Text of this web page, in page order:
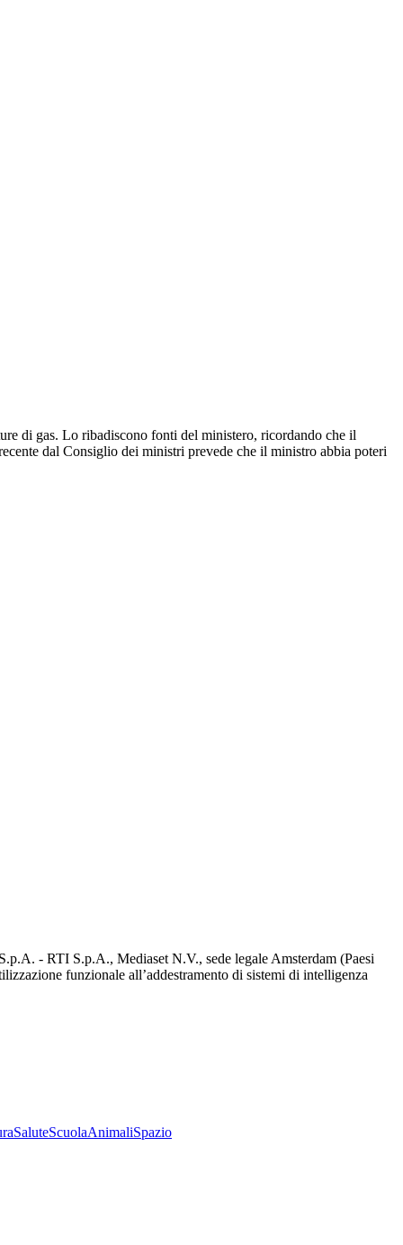
di gas. Lo ribadiscono fonti del ministero, ricordando che il
dal Consiglio dei ministri prevede che il ministro abbia poteri
- RTI S.p.A., Mediaset N.V., sede legale Amsterdam (Paesi
funzionale all’addestramento di sistemi di intelligenza
SaluteScuolaAnimaliSpazio